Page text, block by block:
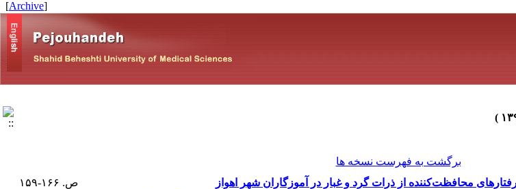
[
Archive
]
برگشت به فهرست نسخه ها
محافظت‌کننده از ذرات گرد و غبار در آموزگاران شهر اهواز
ص. ۱۶۶-۱۵۹